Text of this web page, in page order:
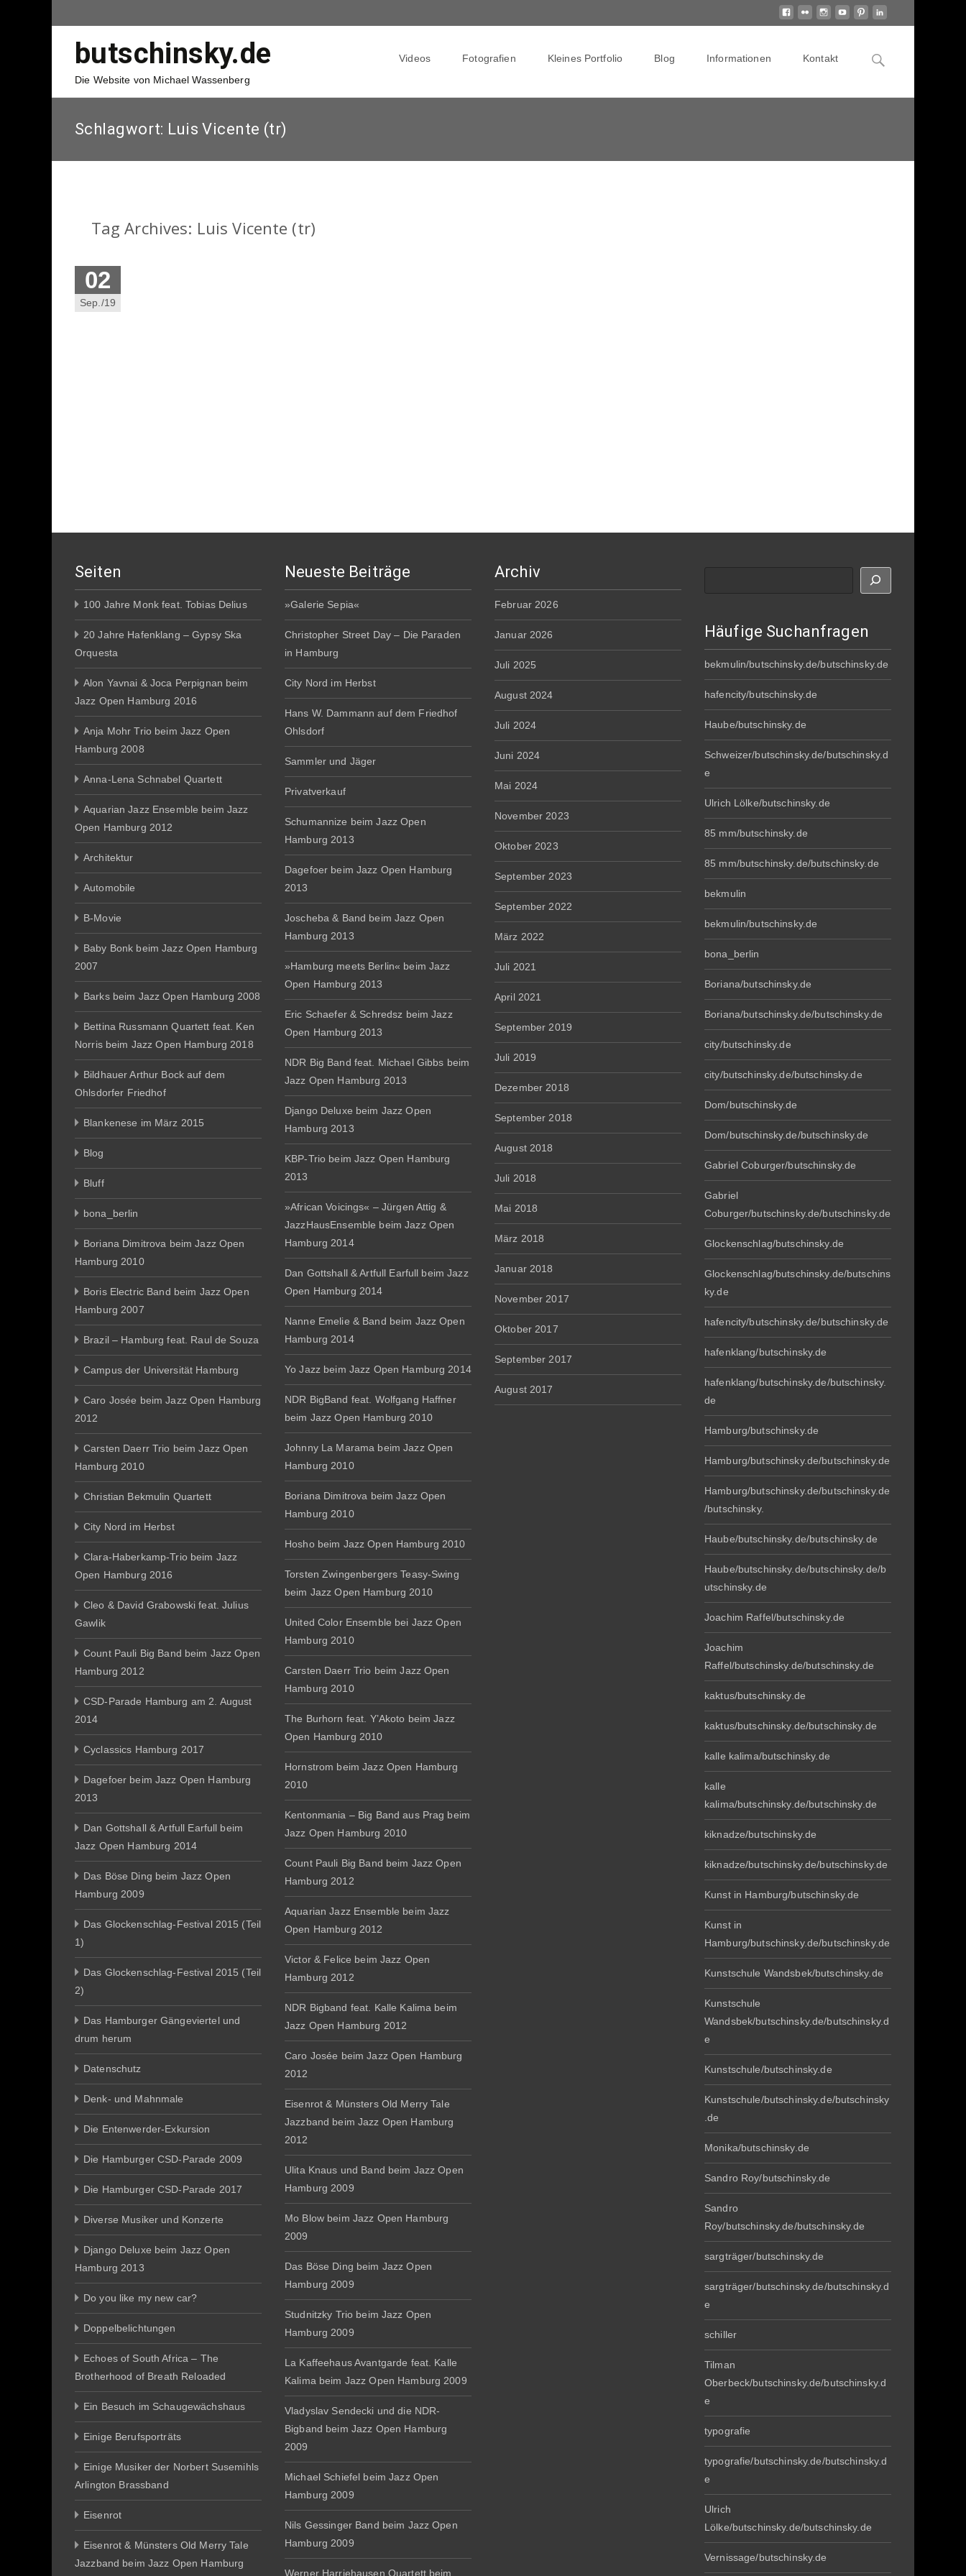
butschinsky.de
Die Website von Michael Wassenberg
Videos Fotografien Kleines Portfolio Blog Informationen Kontakt
Search
Schlagwort: Luis Vicente (tr)
Tag Archives: Luis Vicente (tr)
02
Sep./19
Seiten
100 Jahre Monk feat. Tobias Delius
20 Jahre Hafenklang – Gypsy Ska
Orquesta
Alon Yavnai & Joca Perpignan beim
Jazz Open Hamburg 2016
Anja Mohr Trio beim Jazz Open
Hamburg 2008
Anna-Lena Schnabel Quartett
Aquarian Jazz Ensemble beim Jazz
Open Hamburg 2012
Architektur
Automobile
B-Movie
Baby Bonk beim Jazz Open Hamburg
2007
Barks beim Jazz Open Hamburg 2008
Bettina Russmann Quartett feat. Ken
Norris beim Jazz Open Hamburg 2018
Bildhauer Arthur Bock auf dem
Ohlsdorfer Friedhof
Blankenese im März 2015
Blog
Bluff
bona_berlin
Boriana Dimitrova beim Jazz Open
Hamburg 2010
Boris Electric Band beim Jazz Open
Hamburg 2007
Brazil – Hamburg feat. Raul de Souza
Campus der Universität Hamburg
Caro Josée beim Jazz Open Hamburg
2012
Carsten Daerr Trio beim Jazz Open
Hamburg 2010
Christian Bekmulin Quartett
City Nord im Herbst
Clara-Haberkamp-Trio beim Jazz
Open Hamburg 2016
Cleo & David Grabowski feat. Julius
Gawlik
Count Pauli Big Band beim Jazz Open
Hamburg 2012
CSD-Parade Hamburg am 2. August
2014
Cyclassics Hamburg 2017
Dagefoer beim Jazz Open Hamburg
2013
Dan Gottshall & Artfull Earfull beim
Jazz Open Hamburg 2014
Das Böse Ding beim Jazz Open
Hamburg 2009
Das Glockenschlag-Festival 2015 (Teil
1)
Das Glockenschlag-Festival 2015 (Teil
2)
Das Hamburger Gängeviertel und
drum herum
Datenschutz
Denk- und Mahnmale
Die Entenwerder-Exkursion
Die Hamburger CSD-Parade 2009
Die Hamburger CSD-Parade 2017
Diverse Musiker und Konzerte
Django Deluxe beim Jazz Open
Hamburg 2013
Do you like my new car?
Doppelbelichtungen
Echoes of South Africa – The
Brotherhood of Breath Reloaded
Ein Besuch im Schaugewächshaus
Einige Berufsporträts
Einige Musiker der Norbert Susemihls
Arlington Brassband
Eisenrot
Eisenrot & Münsters Old Merry Tale
Jazzband beim Jazz Open Hamburg
Neueste Beiträge
»Galerie Sepia«
Christopher Street Day – Die Paraden
in Hamburg
City Nord im Herbst
Hans W. Dammann auf dem Friedhof
Ohlsdorf
Sammler und Jäger
Privatverkauf
Schumannize beim Jazz Open
Hamburg 2013
Dagefoer beim Jazz Open Hamburg
2013
Joscheba & Band beim Jazz Open
Hamburg 2013
»Hamburg meets Berlin« beim Jazz
Open Hamburg 2013
Eric Schaefer & Schredsz beim Jazz
Open Hamburg 2013
NDR Big Band feat. Michael Gibbs beim
Jazz Open Hamburg 2013
Django Deluxe beim Jazz Open
Hamburg 2013
KBP-Trio beim Jazz Open Hamburg
2013
»African Voicings« – Jürgen Attig &
JazzHausEnsemble beim Jazz Open
Hamburg 2014
Dan Gottshall & Artfull Earfull beim Jazz
Open Hamburg 2014
Nanne Emelie & Band beim Jazz Open
Hamburg 2014
Yo Jazz beim Jazz Open Hamburg 2014
NDR BigBand feat. Wolfgang Haffner
beim Jazz Open Hamburg 2010
Johnny La Marama beim Jazz Open
Hamburg 2010
Boriana Dimitrova beim Jazz Open
Hamburg 2010
Hosho beim Jazz Open Hamburg 2010
Torsten Zwingenbergers Teasy-Swing
beim Jazz Open Hamburg 2010
United Color Ensemble bei Jazz Open
Hamburg 2010
Carsten Daerr Trio beim Jazz Open
Hamburg 2010
The Burhorn feat. Y’Akoto beim Jazz
Open Hamburg 2010
Hornstrom beim Jazz Open Hamburg
2010
Kentonmania – Big Band aus Prag beim
Jazz Open Hamburg 2010
Count Pauli Big Band beim Jazz Open
Hamburg 2012
Aquarian Jazz Ensemble beim Jazz
Open Hamburg 2012
Victor & Felice beim Jazz Open
Hamburg 2012
NDR Bigband feat. Kalle Kalima beim
Jazz Open Hamburg 2012
Caro Josée beim Jazz Open Hamburg
2012
Eisenrot & Münsters Old Merry Tale
Jazzband beim Jazz Open Hamburg
2012
Ulita Knaus und Band beim Jazz Open
Hamburg 2009
Mo Blow beim Jazz Open Hamburg
2009
Das Böse Ding beim Jazz Open
Hamburg 2009
Studnitzky Trio beim Jazz Open
Hamburg 2009
La Kaffeehaus Avantgarde feat. Kalle
Kalima beim Jazz Open Hamburg 2009
Vladyslav Sendecki und die NDR-
Bigband beim Jazz Open Hamburg
2009
Michael Schiefel beim Jazz Open
Hamburg 2009
Nils Gessinger Band beim Jazz Open
Hamburg 2009
Werner Harriehausen Quartett beim
Archiv
Februar 2026
Januar 2026
Juli 2025
August 2024
Juli 2024
Juni 2024
Mai 2024
November 2023
Oktober 2023
September 2023
September 2022
März 2022
Juli 2021
April 2021
September 2019
Juli 2019
Dezember 2018
September 2018
August 2018
Juli 2018
Mai 2018
März 2018
Januar 2018
November 2017
Oktober 2017
September 2017
August 2017
Häufige Suchanfragen
bekmulin/butschinsky.de/butschinsky.de
hafencity/butschinsky.de
Haube/butschinsky.de
Schweizer/butschinsky.de/butschinsky.d
e
Ulrich Lölke/butschinsky.de
85 mm/butschinsky.de
85 mm/butschinsky.de/butschinsky.de
bekmulin
bekmulin/butschinsky.de
bona_berlin
Boriana/butschinsky.de
Boriana/butschinsky.de/butschinsky.de
city/butschinsky.de
city/butschinsky.de/butschinsky.de
Dom/butschinsky.de
Dom/butschinsky.de/butschinsky.de
Gabriel Coburger/butschinsky.de
Gabriel
Coburger/butschinsky.de/butschinsky.de
Glockenschlag/butschinsky.de
Glockenschlag/butschinsky.de/butschins
ky.de
hafencity/butschinsky.de/butschinsky.de
hafenklang/butschinsky.de
hafenklang/butschinsky.de/butschinsky.
de
Hamburg/butschinsky.de
Hamburg/butschinsky.de/butschinsky.de
Hamburg/butschinsky.de/butschinsky.de
/butschinsky.
Haube/butschinsky.de/butschinsky.de
Haube/butschinsky.de/butschinsky.de/b
utschinsky.de
Joachim Raffel/butschinsky.de
Joachim
Raffel/butschinsky.de/butschinsky.de
kaktus/butschinsky.de
kaktus/butschinsky.de/butschinsky.de
kalle kalima/butschinsky.de
kalle
kalima/butschinsky.de/butschinsky.de
kiknadze/butschinsky.de
kiknadze/butschinsky.de/butschinsky.de
Kunst in Hamburg/butschinsky.de
Kunst in
Hamburg/butschinsky.de/butschinsky.de
Kunstschule Wandsbek/butschinsky.de
Kunstschule
Wandsbek/butschinsky.de/butschinsky.d
e
Kunstschule/butschinsky.de
Kunstschule/butschinsky.de/butschinsky
.de
Monika/butschinsky.de
Sandro Roy/butschinsky.de
Sandro
Roy/butschinsky.de/butschinsky.de
sargträger/butschinsky.de
sargträger/butschinsky.de/butschinsky.d
e
schiller
Tilman
Oberbeck/butschinsky.de/butschinsky.d
e
typografie
typografie/butschinsky.de/butschinsky.d
e
Ulrich
Lölke/butschinsky.de/butschinsky.de
Vernissage/butschinsky.de